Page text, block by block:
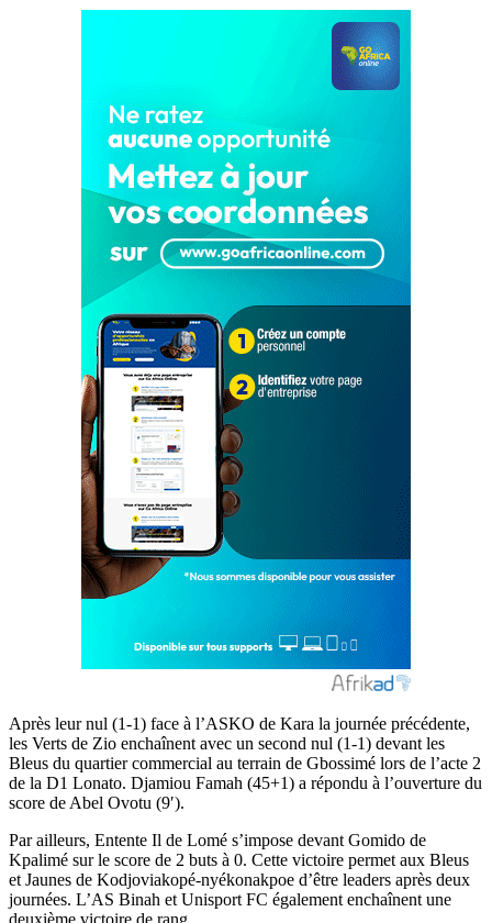
Après leur nul (1-1) face à l’ASKO de Kara la journée précédente,
les Verts de Zio enchaînent avec un second nul (1-1) devant les
Bleus du quartier commercial au terrain de Gbossimé lors de l’acte 2
de la D1 Lonato. Djamiou Famah (45+1) a répondu à l’ouverture du
score de Abel Ovotu (9′).
Par ailleurs, Entente Il de Lomé s’impose devant Gomido de
Kpalimé sur le score de 2 buts à 0. Cette victoire permet aux Bleus
et Jaunes de Kodjoviakopé-nyékonakpoe d’être leaders après deux
journées. L’AS Binah et Unisport FC également enchaînent une
deuxième victoire de rang.